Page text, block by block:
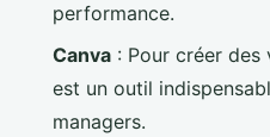
performance.
Canva : Pour créer des
est un outil
managers.